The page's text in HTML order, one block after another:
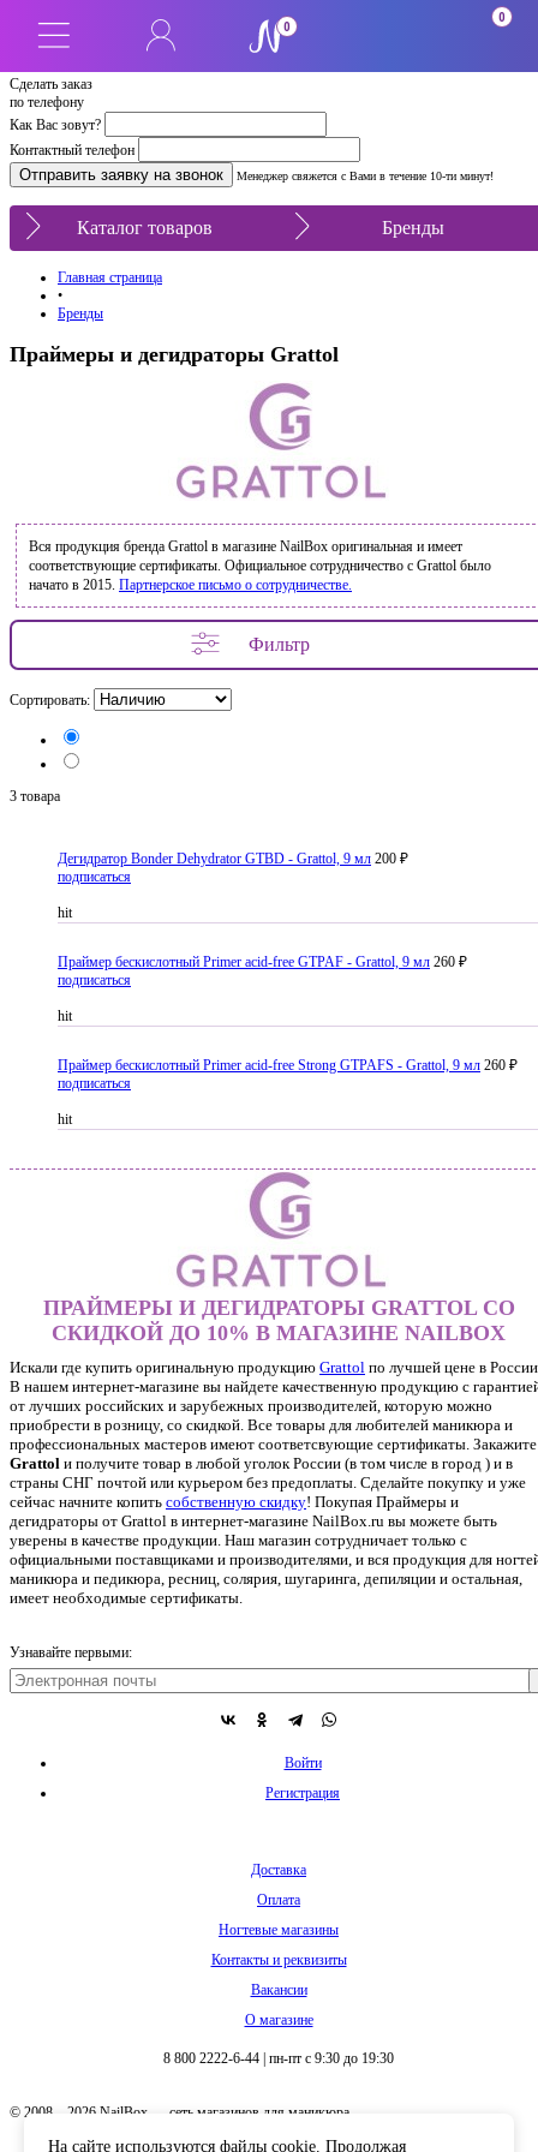
Сделать заказ
по телефону
Как Вас зовут?
Контактный телефон
Менеджер свяжется с Вами в течение 10-ти минут!
0
0
Каталог товаров Бренды
Главная страница
•
Бренды
Праймеры и дегидраторы Grattol
Вся продукция бренда Grattol в магазине NailBox оригинальная и имеет
соответствующие сертификаты. Официальное сотрудничество с Grattol было
начато в 2015. Партнерское письмо о сотрудничестве.
Фильтр
Сортировать:
3 товара
Дегидратор Bonder Dehydrator GTBD - Grattol, 9 мл 200 ₽
подписаться
hit
Праймер бескислотный Primer acid-free GTPAF - Grattol, 9 мл 260 ₽
подписаться
hit
Праймер бескислотный Primer acid-free Strong GTPAFS - Grattol, 9 мл 260 ₽
подписаться
hit
ПРАЙМЕРЫ И ДЕГИДРАТОРЫ GRATTOL СО
СКИДКОЙ ДО 10% В МАГАЗИНЕ NAILBOX
Искали где купить оригинальную продукцию Grattol по лучшей цене в
В нашем интернет-магазине вы найдете качественную продукцию с
от лучших российских и зарубежных производителей, которую можно
приобрести в розницу, со скидкой. Все товары для любителей маникюра и
профессиональных мастеров имеют соответсвующие сертификаты. Закажите
Grattol и получите товар в любой уголок России (в том числе в город ) и в
страны СНГ почтой или курьером без предоплаты. Сделайте покупку и уже
сейчас начните копить собственную скидку! Покупая Праймеры и
дегидраторы от Grattol в интернет-магазине NailBox.ru вы можете быть
уверены в качестве продукции. Наш магазин сотрудничает только с
официальными поставщиками и производителями, и вся продукция для
маникюра и педикюра, ресниц, солярия, шугаринга, депиляции и остальная,
имеет необходимые сертификаты.
Узнавайте первыми:
Войти
Регистрация
Доставка
Оплата
Ногтевые магазины
Контакты и реквизиты
Вакансии
О магазине
8 800 2222-6-44 пн-пт с 9:30 до 19:30
© 2008 – 2026 NailBox — сеть магазинов для маникюра
На сайте используются файлы cookie. Продолжая